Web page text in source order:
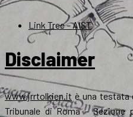
Link Tree – AIST
Disclaimer
www.jrrtolkien.it è una testata
Tribunale di Roma - Sezione